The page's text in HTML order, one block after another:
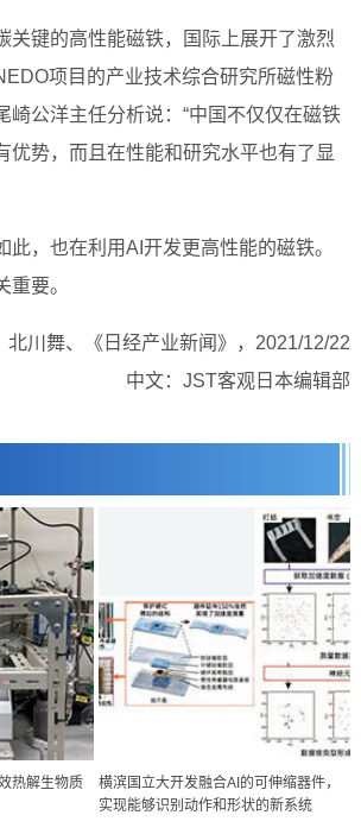
关键的高性能磁铁，国际上展开了激烈
项目的产业技术综合研究所磁性粉
崎公洋主任分析说：“中国不仅仅在磁铁
优势，而且在性能和研究水平也有了显
此，也在利用AI开发更高性能的磁铁。
重要。
北川舞、《日经产业新闻》，2021/12/22
中文：JST客观日本编辑部
热解生物质
横滨国立大开发融合AI的可伸缩器件，
实现能够识别动作和形状的新系统